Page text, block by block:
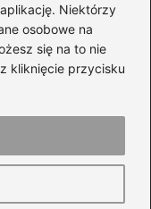
Niektórzy
osobowe na
się na to nie
kliknięcie przycisku